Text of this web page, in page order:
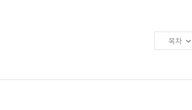
준이다. 이를 완화시키기 위해서는 우리 국민이 근로기에 충분
성에 관한 논의가 필요하므로 국민연금에 대한 추가적인 보장성
을 마련해야 한다.
여하는 퇴직연금과 가입자가 스스로 연금자산을 적립하는 연금
가 필수적이다. 그리고 개인이 스스로 연금을 적립하는 연금계
목차
상당 부분을 차지하고 있는 현실에서, 이로 인해 발생하는 다양한